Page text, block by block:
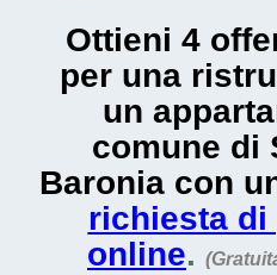
Ottieni 4
per una
un
comune di
Baronia con
richiesta di
online.